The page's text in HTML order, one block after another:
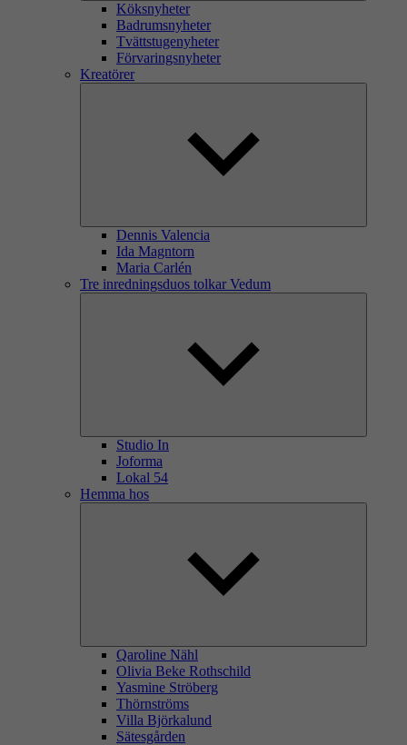
Köksnyheter
Badrumsnyheter
Tvättstugenyheter
Förvaringsnyheter
Kreatörer
Dennis Valencia
Ida Magntorn
Maria Carlén
Tre inredningsduos tolkar Vedum
Studio In
Joforma
Lokal 54
Hemma hos
Qaroline Nähl
Olivia Beke Rothschild
Yasmine Ströberg
Thörnströms
Villa Björkalund
Sätesgården